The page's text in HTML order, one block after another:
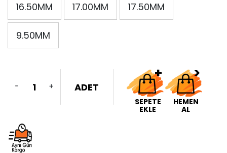
16.50MM 17.00MM 17.50MM
9.50MM
- + ADET
SEPETE
EKLE
HEMEN
AL